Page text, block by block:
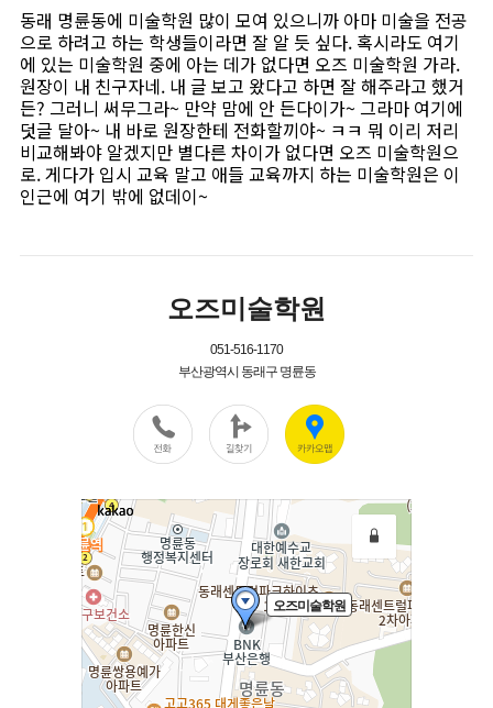
동래 명륜동에 미술학원 많이 모여 있으니까 아마 미술을 전공
으로 하려고 하는 학생들이라면 잘 알 듯 싶다. 혹시라도 여기
에 있는 미술학원 중에 아는 데가 없다면 오즈 미술학원 가라.
원장이 내 친구자네. 내 글 보고 왔다고 하면 잘 해주라고 했거
든? 그러니 써무그라~ 만약 맘에 안 든다이가~ 그라마 여기에
덧글 달아~ 내 바로 원장한테 전화할끼야~ ㅋㅋ 뭐 이리 저리
비교해봐야 알겠지만 별다른 차이가 없다면 오즈 미술학원으
로. 게다가 입시 교육 말고 애들 교육까지 하는 미술학원은 이
인근에 여기 밖에 없데이~